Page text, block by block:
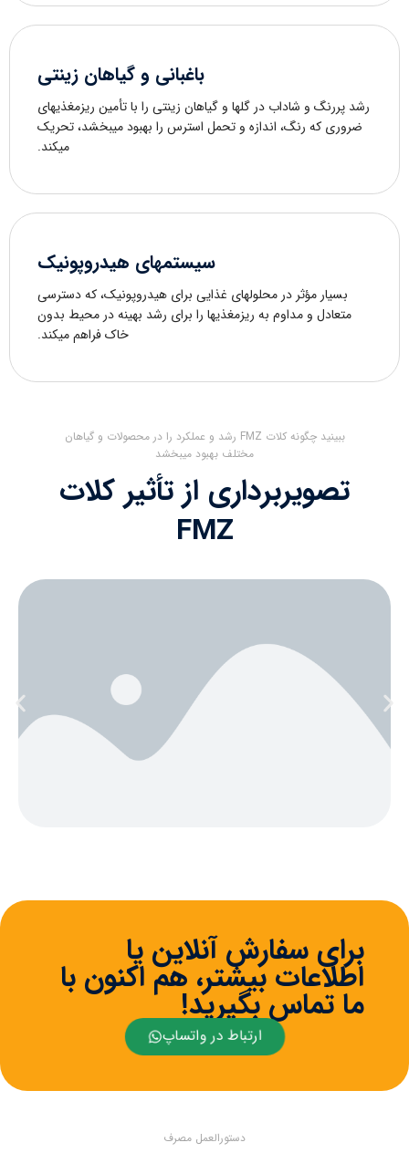
باغبانی و گیاهان زینتی
رشد پررنگ و شاداب در گلها و گیاهان زینتی را با تأمین ریزمغذیهای
ضروری که رنگ، اندازه و تحمل استرس را بهبود میبخشد، تحریک
میکند.
سیستمهای هیدروپونیک
بسیار مؤثر در محلولهای غذایی برای هیدروپونیک، که دسترسی
متعادل و مداوم به ریزمغذیها را برای رشد بهینه در محیط بدون
خاک فراهم میکند.
ببینید چگونه کلات FMZ رشد و عملکرد را در محصولات و گیاهان
مختلف بهبود میبخشد
تصویربرداری از تأثیر کلات
FMZ
برای سفارش آنلاین یا
اطلاعات بیشتر، هم اکنون با
ما تماس بگیرید!
ارتباط در واتساپ
دستورالعمل مصرف